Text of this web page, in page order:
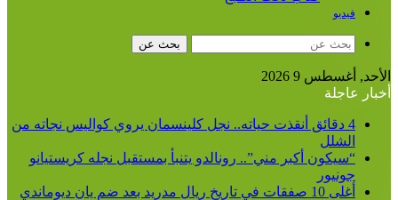
فيديو
بحث عن
الأحد, أغسطس 9 2026
أخبار عاجلة
4 دقائق أنقذت حياته.. نجل كلينسمان يروي كواليس نجاته من
الشلل
“سيكون أكبر مني”.. رونالدو يتنبأ بمستقبل نجله كريستيانو
جونيور
أغلى 10 صفقات في تاريخ ريال مدريد بعد ضم يان ديوماندي